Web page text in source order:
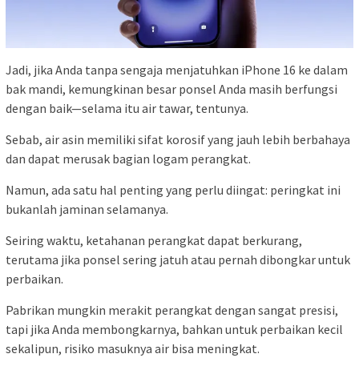
Jadi, jika Anda tanpa sengaja menjatuhkan iPhone 16 ke dalam
bak mandi, kemungkinan besar ponsel Anda masih berfungsi
dengan baik—selama itu air tawar, tentunya.
Sebab, air asin memiliki sifat korosif yang jauh lebih berbahaya
dan dapat merusak bagian logam perangkat.
Namun, ada satu hal penting yang perlu diingat: peringkat ini
bukanlah jaminan selamanya.
Seiring waktu, ketahanan perangkat dapat berkurang,
terutama jika ponsel sering jatuh atau pernah dibongkar untuk
perbaikan.
Pabrikan mungkin merakit perangkat dengan sangat presisi,
tapi jika Anda membongkarnya, bahkan untuk perbaikan kecil
sekalipun, risiko masuknya air bisa meningkat.